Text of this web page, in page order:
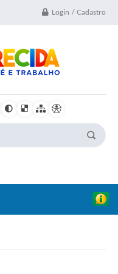
Login / Cadastro